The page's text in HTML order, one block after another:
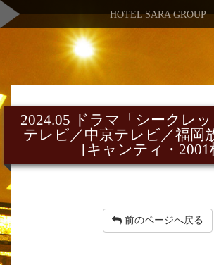
HOTEL SARA GROUP
2024.05 ドラマ「シークレ
テレビ／中京テレビ／福岡
[キャンティ・2001
前のページへ戻る